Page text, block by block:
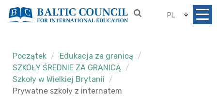
PL
Początek
Edukacja za granicą
SZKOŁY ŚREDNIE ZA GRANICĄ
Szkoły w Wielkiej Brytanii
Prywatne szkoły z internatem